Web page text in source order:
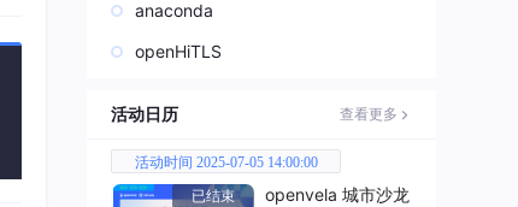
anaconda
openHiTLS
活动日历 查看更多
活动时间 2025-07-05 14:00:00
已结束
openvela 城市沙龙